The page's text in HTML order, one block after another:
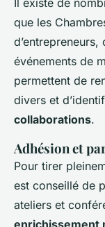
Il existe de
que les
événements de
permettent de
divers et
collaborations.
Adhésion et
Pour tirer
est conseillé de
ateliers et